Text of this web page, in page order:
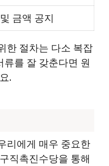
금액 공지
한 절차는 다소 복잡
를 잘 갖춘다면 원
.
리에게 매우 중요한
직촉진수당을 통해